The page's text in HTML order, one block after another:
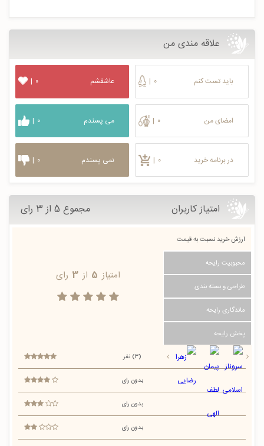
علاقه مندی من
باید تست کنم | ۰
امضای من | ۰
در برنامه خرید | ۰
عاشقشم | ۰
می پسندم | ۰
نمی پسندم | ۰
امتیاز کاربران مجموع 5 از 3 رای
ارزش خرید نسبت به قیمت
محبوبیت رایحه
طراحی و بسته بندی
ماندگاری رایحه
پخش رایحه
امتیاز 5 از 3 رای
(3) نفر
بدون رای
بدون رای
بدون رای